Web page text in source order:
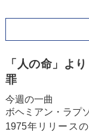
「人の命」よ
罪
今週の一曲
ボヘミアン・ラプ
1975年リリース